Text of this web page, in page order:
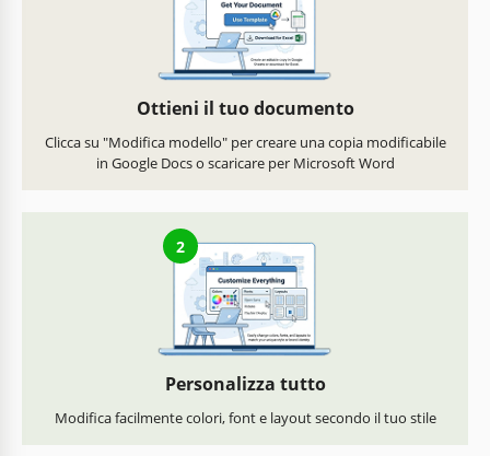
Ottieni il tuo documento
Clicca su "Modifica modello" per creare una copia modificabile
in Google Docs o scaricare per Microsoft Word
2
Personalizza tutto
Modifica facilmente colori, font e layout secondo il tuo stile